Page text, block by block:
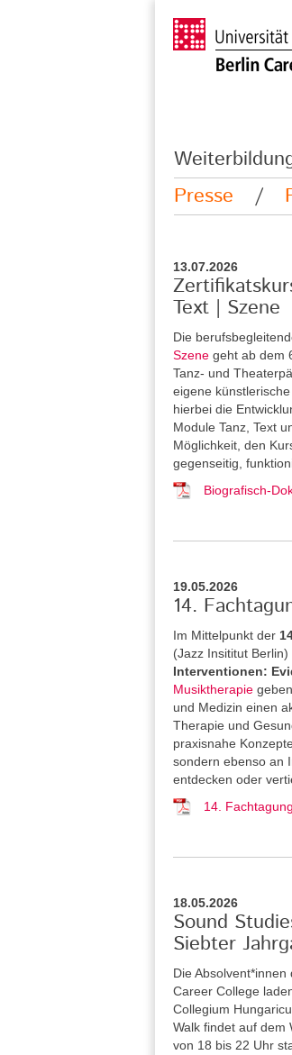
Presse
/
13.07.2026
Text | Szene
Die
Szene geht ab dem
Tanz- und
eigene
hierbei die
Module Tanz, Text
Möglichkeit, den
gegenseitig,
Biografisch-
19.05.2026
14.
Im Mittelpunkt der
(Jazz Insititut
Interventionen:
Musiktherapie
und Medizin einen
Therapie und
praxisnahe
sondern ebenso an
entdecken oder
14.
18.05.2026
Sound
Siebter
Die
Career College
Collegium
Walk findet auf dem
von 18 bis 22 Uhr